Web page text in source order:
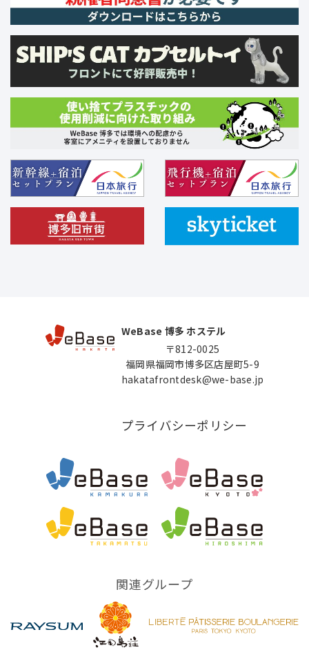
WeBase 博多 ホステル
〒812-0025
福岡県福岡市博多区店屋町5-9
hakatafrontdesk@we-base.jp
プライバシーポリシー
関連グループ